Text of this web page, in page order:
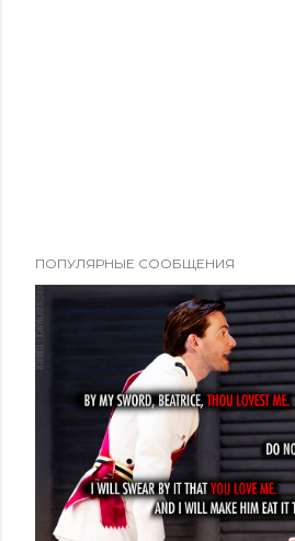
т
п
р
а
ПОПУЛЯРНЫЕ СООБЩЕНИЯ